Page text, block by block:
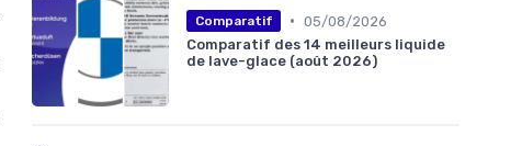
Comparatif • 05/08/2026
Comparatif des 14 meilleurs liquide
de lave-glace (août 2026)